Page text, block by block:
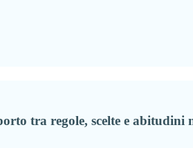
tra regole, scelte e abitudini